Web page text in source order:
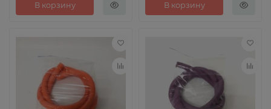
В корзину В корзину